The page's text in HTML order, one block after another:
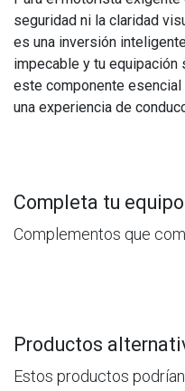
seguridad ni la claridad
es una inversión
impecable y tu equipación
este componente
una experiencia de
Completa tu equipo
Complementos que
Productos
Estos productos